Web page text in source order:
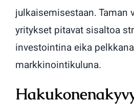
julkaisemisestaan. Taman
yritykset pitavat sisaltoa
investointina eika pelkkana
markkinointikuluna.